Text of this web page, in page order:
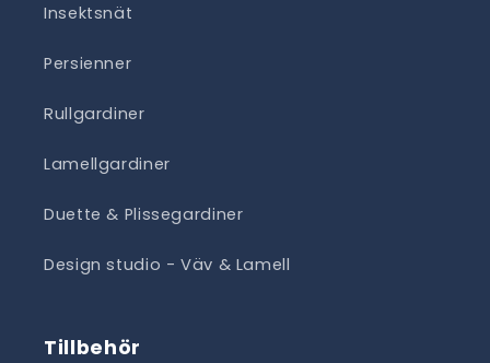
Insektsnät
Persienner
Rullgardiner
Lamellgardiner
Duette & Plissegardiner
Design studio - Väv & Lamell
Tillbehör